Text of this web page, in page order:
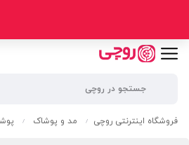
فروشگاه اینترنتی روچی / مد و پوشاک /